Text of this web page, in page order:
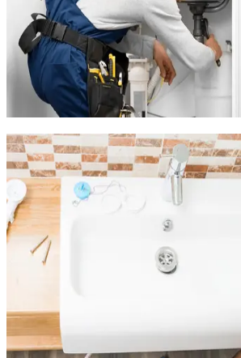
Hauts de Massane
Besoin d'un plombier aux Hauts de
TCS Plomberie intervient dans les
quartier pour le dépannage, l'installation
plomberie. Sur place en 10 minutes, devis
Dépannage plomberie en
Hauts de Massane
Fuite d'eau dans votre résidence aux Hauts
problème de canalisation dans votre
TCS Plomberie
quartier avec un délai de 10 minutes.
Les Hauts de Massane sont un quartier
nord-ouest de Montpellier, avec des
construits entre 2000 et 2015. Les
sont globalement en bon état, mais
l'abri d'un souci ponctuel.